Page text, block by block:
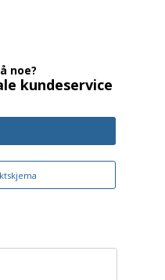
noe?
kundeservice